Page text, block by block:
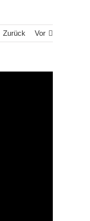
Zurück Vor